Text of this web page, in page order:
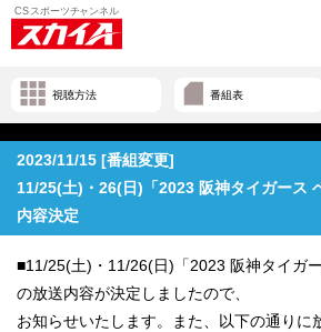
視聴方法 番組表
2023/11/15 [番組変更]
11/25(土)・26(日)「2023 阪神タイガース
内容決定
■11/25(土)・11/26(日)「2023 阪神タイガ
の放送内容が決定しましたので、
お知らせいたします。また、以下の通りに